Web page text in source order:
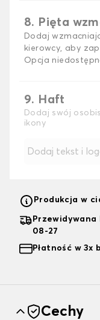
8. Pięta
Dodaj
kierowcy, aby
Opcja
9. Haft
Dodaj swój
ikony
Dodaj tekst i
Produkcja w
08-27
Płatność w 3x
Cechy